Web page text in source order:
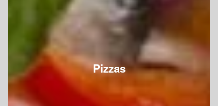
Pizzas